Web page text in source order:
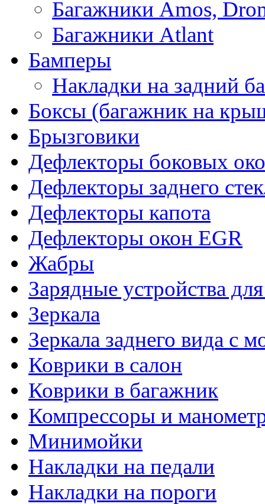
Багажники Amos,
Багажники Atlant
Бамперы
Накладки на задний
Боксы (багажник на
Брызговики
Дефлекторы боковых
Дефлекторы заднего
Дефлекторы капота
Дефлекторы окон EGR
Жабры
Зарядные устройства
Зеркала
Зеркала заднего вида с
Коврики в салон
Коврики в багажник
Компрессоры и
Минимойки
Накладки на педали
Накладки на пороги